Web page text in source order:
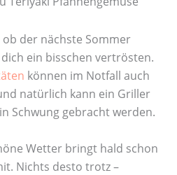
der nächste Sommer
ein bisschen vertrösten.
können im Notfall auch
natürlich kann ein Griller
Schwung gebracht werden.
Wetter bringt hald schon
Nichts desto trotz –